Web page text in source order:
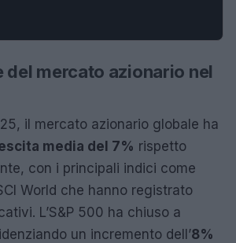
del mercato azionario nel
il mercato azionario globale ha
media del 7% rispetto
con i principali indici come
World che hanno registrato
L’S&P 500 ha chiuso a
un incremento dell’8%